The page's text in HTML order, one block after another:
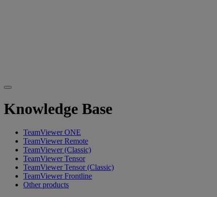
Knowledge Base
TeamViewer ONE
TeamViewer Remote
TeamViewer (Classic)
TeamViewer Tensor
TeamViewer Tensor (Classic)
TeamViewer Frontline
Other products